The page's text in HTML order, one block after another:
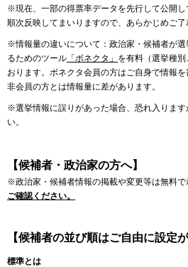
※現在、一部の得票率データを先行して公開し
順次反映してまいりますので、あらかじめご了
※情報量の違いについて：政治家・候補者が
るためのツール 「ボネクタ」 を有料（選挙種
おります。ボネクタ会員の方はご自身で情報を
非会員の方とは情報量に差があります。
※選挙情報に誤りがあった場合、恐れ入ります
い。
【候補者・政治家の方へ】
※政治家・候補者情報の掲載や変更等は無料で
ご確認ください。
【候補者の並び順はご自由に設定
標準とは